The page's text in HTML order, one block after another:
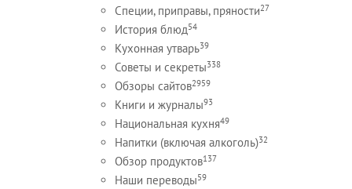
Специи, приправы, пряности27
История блюд54
Кухонная утварь39
Советы и секреты338
Обзоры сайтов2959
Книги и журналы93
Национальная кухня49
Напитки (включая алкоголь)32
Обзор продуктов137
Наши переводы59